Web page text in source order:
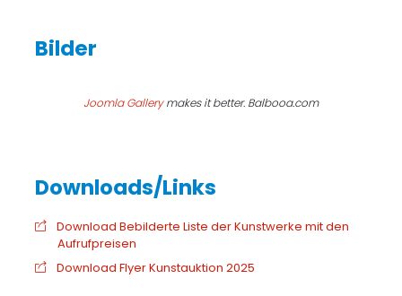
Joomla Gallerymakes it better. Balbooa.com
Download Bebilderte Liste der Kunstwerke mit den
Aufrufpreisen
Download Flyer Kunstauktion 2025